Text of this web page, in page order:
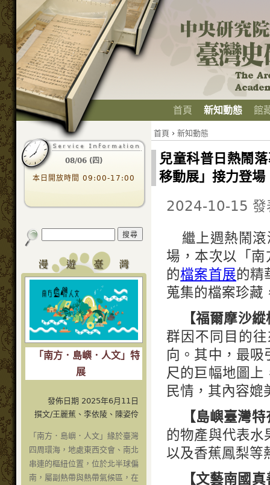
首頁 新知動態 館
08/06 (四)
本日開放時間 09:00-17:00
「南方．島嶼．人文」特
展
發佈日期 2025年6月11日
撰文/王麗蕉、李依陵、陳姿伶
「南方．島嶼．人文」緣於臺灣
四周環海，地處東西交會、南北
串連的樞紐位置，位於北半球偏
南，屬副熱帶與熱帶氣候區，在
首頁 › 新知動態
兒童科普日熱鬧
移動展」接力登場
2024-10-15 發
繼上週熱鬧
場，本次以「南
的檔案首展的精
蒐集的檔案珍藏
【福爾摩沙
群因不同目的
向。其中，最
尺的巨幅地圖
民情，其內容媲
【島嶼臺灣
的物產與代表
以及香蕉鳳梨等
【文藝南國